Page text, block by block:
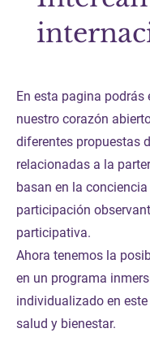
En esta pagina podrás
nuestro corazón
diferentes propuestas
relacionadas a la
basan en la
participación
participativa.
Ahora tenemos la
en un programa
individualizado en
salud y bienestar.